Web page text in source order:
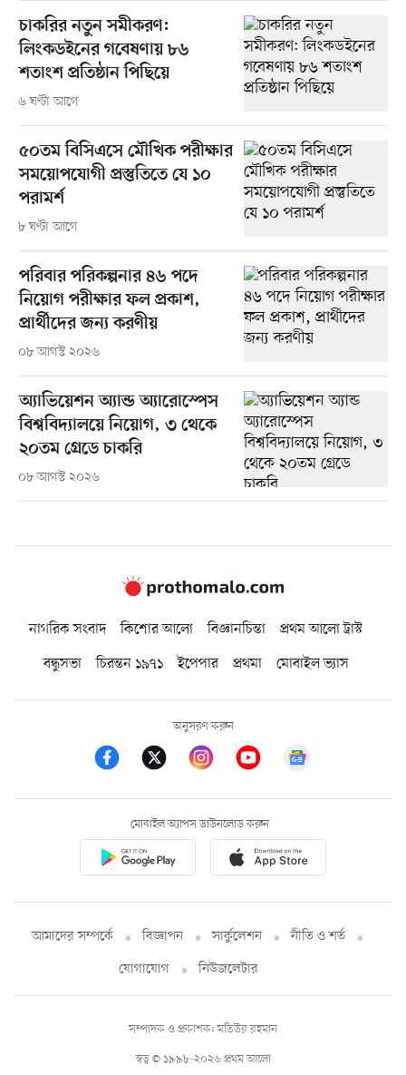
চাকরির নতুন সমীকরণ:
লিংকডইনের গবেষণায় ৮৬
শতাংশ প্রতিষ্ঠান পিছিয়ে
৬ ঘণ্টা আগে
৫০তম বিসিএসে মৌখিক পরীক্ষার
সময়োপযোগী প্রস্তুতিতে যে ১০
পরামর্শ
৮ ঘণ্টা আগে
পরিবার পরিকল্পনার ৪৬ পদে
নিয়োগ পরীক্ষার ফল প্রকাশ,
প্রার্থীদের জন্য করণীয়
০৮ আগস্ট ২০২৬
অ্যাভিয়েশন অ্যান্ড অ্যারোস্পেস
বিশ্ববিদ্যালয়ে নিয়োগ, ৩ থেকে
২০তম গ্রেডে চাকরি
০৮ আগস্ট ২০২৬
নাগরিক সংবাদ কিশোর আলো বিজ্ঞানচিন্তা
প্রথম আলো ট্রাস্ট
বন্ধুসভা
চিরন্তন ১৯৭১ ইপেপার প্রথমা মোবাইল ভ্যাস
অনুসরণ করুন
মোবাইল অ্যাপস ডাউনলোড করুন
আমাদের সম্পর্কে বিজ্ঞাপন সার্কুলেশন
নীতি ও শর্ত
যোগাযোগ
নিউজলেটার
স্বত্ব © ১৯৯৮-২০২৬ প্রথম আলো
সম্পাদক ও প্রকাশক: মতিউর রহমান